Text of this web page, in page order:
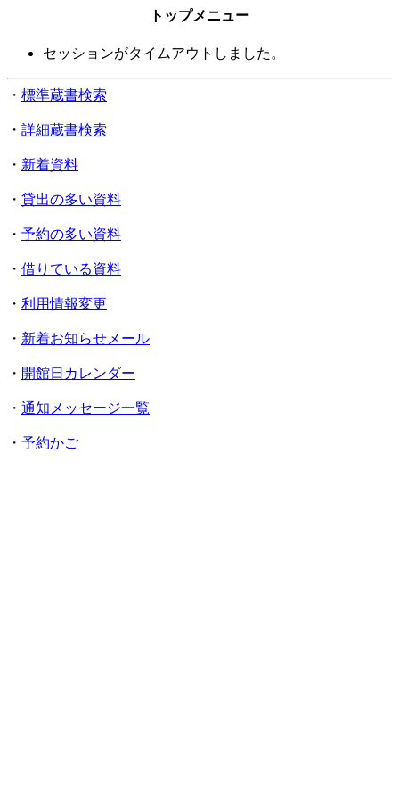
トップメニュー
セッションがタイムアウトしました。
・ 標準蔵書検索
・ 詳細蔵書検索
・ 新着資料
・ 貸出の多い資料
・ 予約の多い資料
・ 借りている資料
・ 利用情報変更
・ 新着お知らせメール
・ 開館日カレンダー
・ 通知メッセージ一覧
・ 予約かご